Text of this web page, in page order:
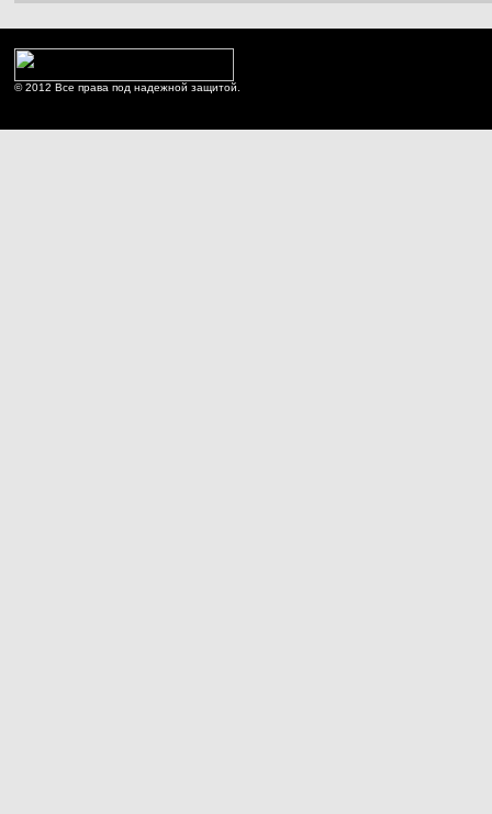
© 2012 Все права под надежной защитой.